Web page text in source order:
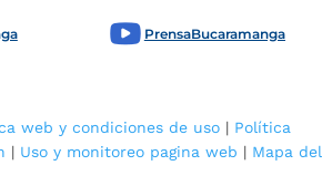
PrensaBucaramanga
web y condiciones de uso | Política
| Uso y monitoreo pagina web | Mapa del